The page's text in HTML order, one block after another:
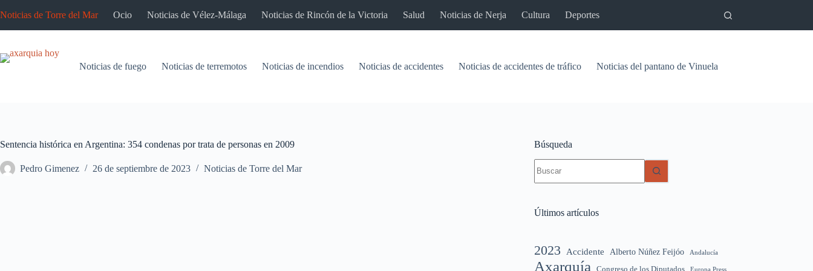
al
Noticias de Torre del Mar Ocio Noticias de Vélez-Málaga Noticias de Rincón de la Victoria Salud Noticias de Nerja Cultura Deportes
Noticias de fuego Noticias de terremotos Noticias de incendios Noticias de accidentes Noticias de accidentes de tráfico Noticias del pantano de Vinuela
Sentencia histórica en Argentina: 354 condenas por trata de personas en 2009
Pedro Gimenez 26 de septiembre de 2023 Noticias de Torre del Mar
Búsqueda
resultados
Últimos artículos
2023 Accidente Alberto Núñez Feijóo Andalucía
Axarquía Congreso de los Diputados Europa Press